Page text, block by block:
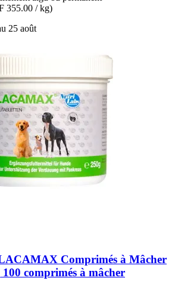
355.00 / kg)
25 août
Comprimés à Mâcher
comprimés à mâcher